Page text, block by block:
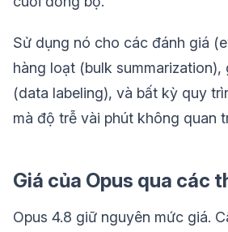
Sử dụng nó cho các đánh giá
hàng loạt (bulk summarization),
(data labeling), và bất kỳ quy
mà độ trễ vài phút không quan
Giá của Opus qua các
Opus 4.8 giữ nguyên mức giá.